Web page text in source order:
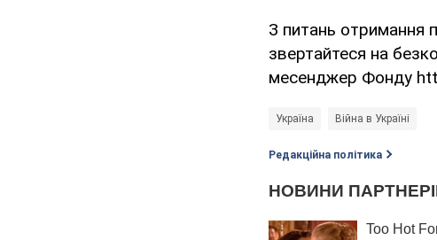
З питань отримання
звертайтеся на
месенджер Фонду
Україна Війна в Україні
Редакційна політика